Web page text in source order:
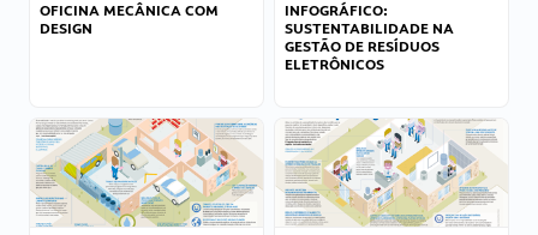
OFICINA MECÂNICA COM
DESIGN
INFOGRÁFICO:
SUSTENTABILIDADE NA
GESTÃO DE RESÍDUOS
ELETRÔNICOS